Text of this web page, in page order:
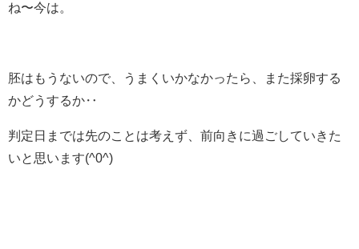
ね〜今は。
胚はもうないので、うまくいかなかったら、また採卵する
かどうするか‥
判定日までは先のことは考えず、前向きに過ごしていきた
いと思います(^0^)